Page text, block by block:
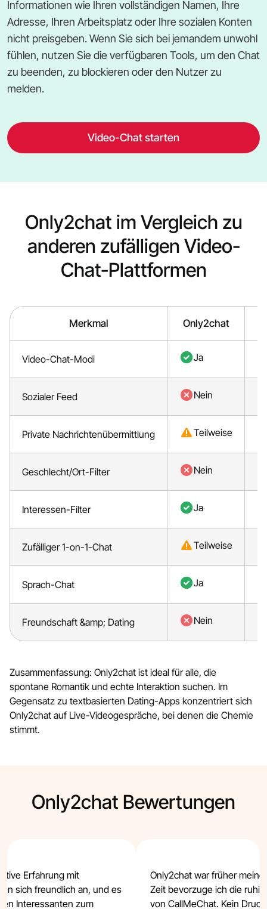
Informationen wie Ihren vollständigen Namen, Ihre
Adresse, Ihren Arbeitsplatz oder Ihre sozialen Konten
nicht preisgeben. Wenn Sie sich bei jemandem unwohl
fühlen, nutzen Sie die verfügbaren Tools, um den Chat
zu beenden, zu blockieren oder den Nutzer zu
melden.
Video-Chat starten
Only2chat im Vergleich zu
anderen zufälligen Video-
Chat-Plattformen
Merkmal Only2chat
Video-Chat-Modi Ja
Sozialer Feed Nein
Private Nachrichtenübermittlung Teilweise
Geschlecht/Ort-Filter Nein
Interessen-Filter Ja
Zufälliger 1-on-1-Chat Teilweise
Sprach-Chat Ja
Freundschaft &amp; Dating Nein
Zusammenfassung: Only2chat ist ideal für alle, die
spontane Romantik und echte Interaktion suchen. Im
Gegensatz zu textbasierten Dating-Apps konzentriert sich
Only2chat auf Live-Videogespräche, bei denen die Chemie
stimmt.
Only2chat Bewertungen
Erfahrung mit
sich freundlich an, und es
Interessanten zum
Only2chat war früher
Zeit bevorzuge ich die
von CallMeChat. Kein